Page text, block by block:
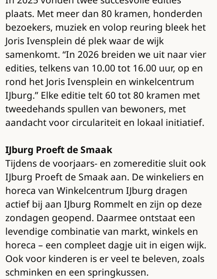
plaats. Met meer dan 80 kramen, honderden
bezoekers, muziek en volop reuring bleek het
Joris Ivensplein dé plek waar de wijk
samenkomt. “In 2026 breiden we uit naar vier
edities, telkens van 10.00 tot 16.00 uur, op en
rond het Joris Ivensplein en winkelcentrum
IJburg.” Elke editie telt 60 tot 80 kramen met
tweedehands spullen van bewoners, met
aandacht voor circulariteit en lokaal initiatief.
IJburg Proeft de Smaak
Tijdens de voorjaars- en zomereditie sluit ook
IJburg Proeft de Smaak aan. De winkeliers en
horeca van Winkelcentrum IJburg dragen
actief bij aan IJburg Rommelt en zijn op deze
zondagen geopend. Daarmee ontstaat een
levendige combinatie van markt, winkels en
horeca – een compleet dagje uit in eigen wijk.
Ook voor kinderen is er veel te beleven, zoals
schminken en een springkussen.